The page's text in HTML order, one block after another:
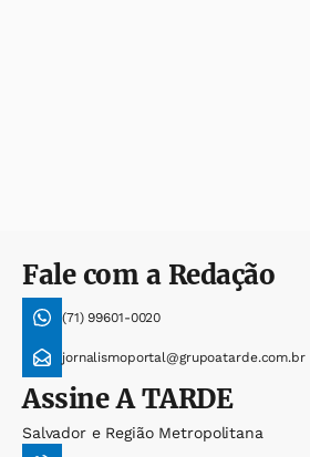
Fale com a Redação
(71) 99601-0020
jornalismoportal@grupoatarde.com.br
AssineA TARDE
Salvador e Região Metropolitana